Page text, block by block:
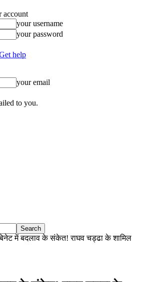
account
your username
your password
help
your email
to you.
में बदलाव के संकेत! राघव चड्ढा के शामिल